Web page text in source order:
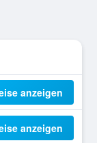
anzeigen
anzeigen